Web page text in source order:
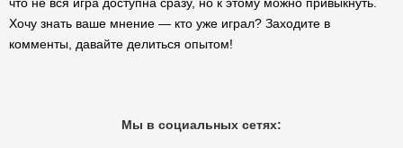
Хочу знать ваше мнение — кто уже играл? Заходите в
комменты, давайте делиться опытом!
Мы в социальных сетях: